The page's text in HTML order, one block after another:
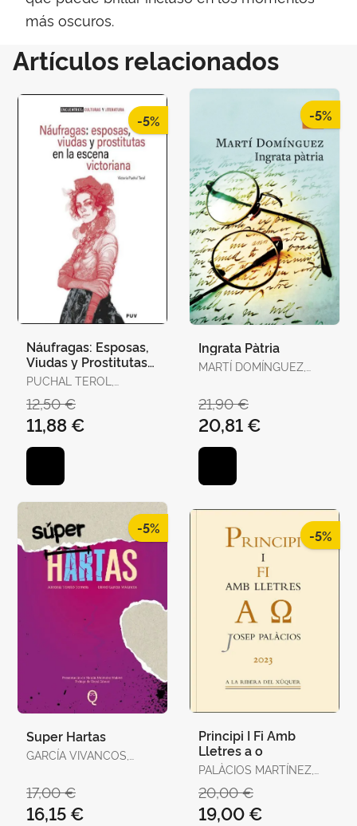
más oscuros.
Artículos relacionados
-5%
Náufragas: Esposas,
Viudas y Prostitutas
en la Escena
PUCHAL TEROL,
12,50 €
11,88 €
-5%
Ingrata Pàtria
MARTÍ DOMÍNGUEZ,
21,90 €
20,81 €
-5%
Super Hartas
GARCÍA VIVANCOS,
17,00 €
16,15 €
-5%
Principi I Fi Amb
Lletres a o
PALÀCIOS MARTÍNEZ,
20,00 €
19,00 €